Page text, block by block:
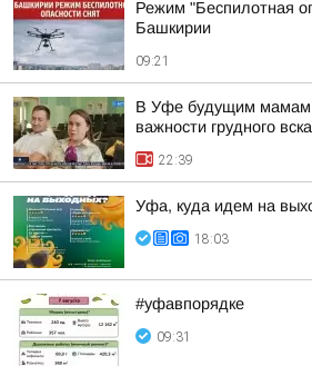
Режим "Беспилотная
Башкирии
09:21
В Уфе будущим мамам
важности грудного
22:39
Уфа, куда идем на
18:03
#уфавпорядке
09:31